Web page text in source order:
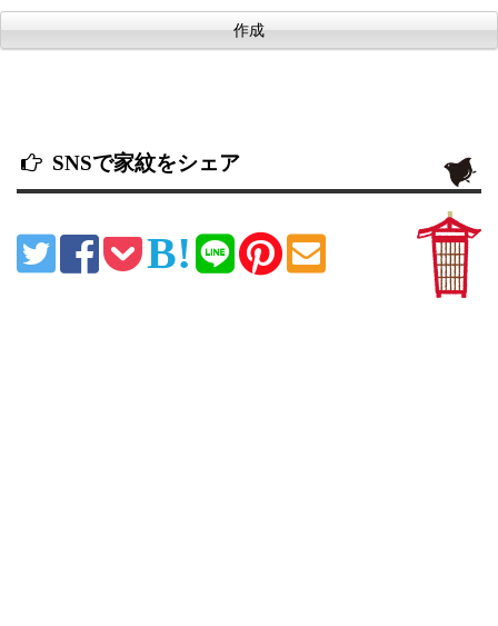
SNSで家紋をシェア